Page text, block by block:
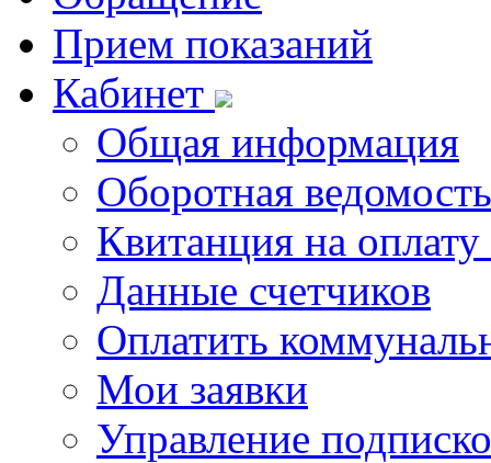
Прием показаний
Кабинет
Общая информация
Оборотная ведомость
Квитанция на
Данные счетчиков
Оплатить
Мои заявки
Управление